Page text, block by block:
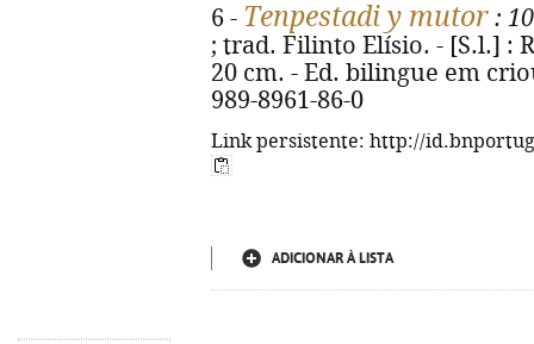
6 - Tenpestadi y mutor :
; trad. Filinto Elísio. - [S.l.] :
20 cm. - Ed. bilingue em
989-8961-86-0
Link persistente: http://
ADICIONAR À LISTA